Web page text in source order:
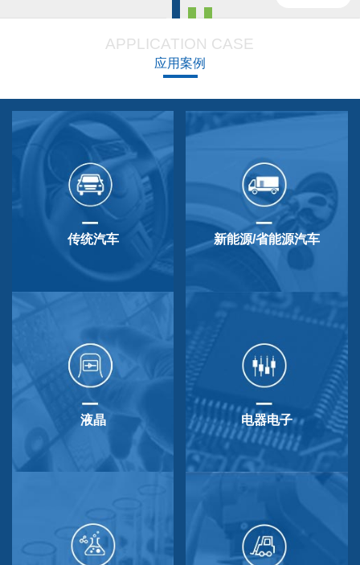
设回位弹簧，防震动防撞击功能强大，防尘防
QP-3HB标准相同。本产品在游船、铲运车的遥
控手柄、卡车离合器和换挡等方面要求较高的领
APPLICATION CASE
应用案例
传统汽车 新能源/省能源汽车
液晶 电器电子